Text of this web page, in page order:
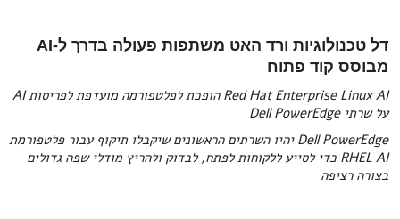
דל טכנולוגיות ורד האט משתפות פעולה בדרך ל-AI
מבוסס קוד פתוח
Red Hat Enterprise Linux AI הופכת לפלטפורמה מועדפת לפריסות AI
על שרתי Dell PowerEdge
Dell PowerEdge יהיו השרתים הראשונים שיקבלו תיקוף עבור פלטפורמת
RHEL AI כדי לסייע ללקוחות לפתח, לבדוק ולהריץ מודלי שפה גדולים
בצורה רציפה